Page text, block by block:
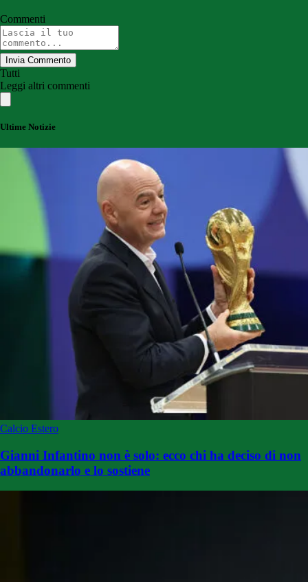
Commenti
Invia Commento
Tutti
Leggi altri commenti
Ultime Notizie
Calcio Estero
Gianni Infantino non è solo: ecco chi ha deciso di non
abbandonarlo e lo sostiene